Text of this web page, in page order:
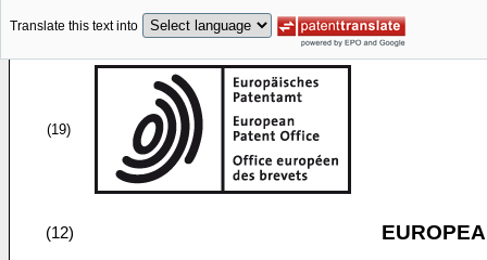
Translate this text into
(19)
(12)